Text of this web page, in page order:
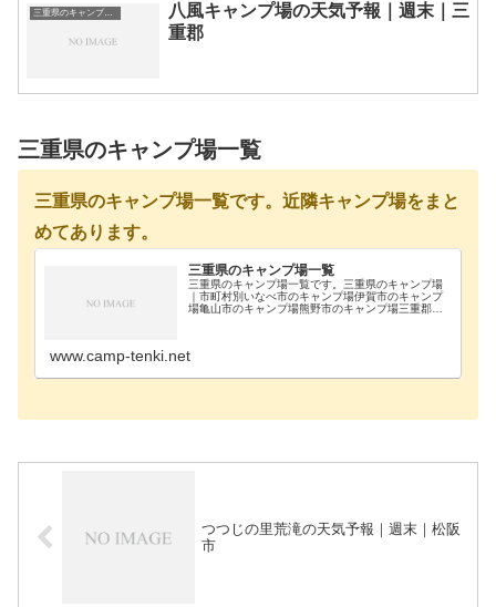
三重県のキャンプ場一覧
八風キャンプ場の天気予報｜週末｜三
重郡
三重県のキャンプ場一覧
三重県のキャンプ場一覧です。近隣キャンプ場をまと
めてあります。
三重県のキャンプ場一覧
三重県のキャンプ場一覧です。三重県のキャンプ場
｜市町村別いなべ市のキャンプ場伊賀市のキャンプ
場亀山市のキャンプ場熊野市のキャンプ場三重郡の
www.camp-tenki.net
つつじの里荒滝の天気予報｜週末｜松阪
市